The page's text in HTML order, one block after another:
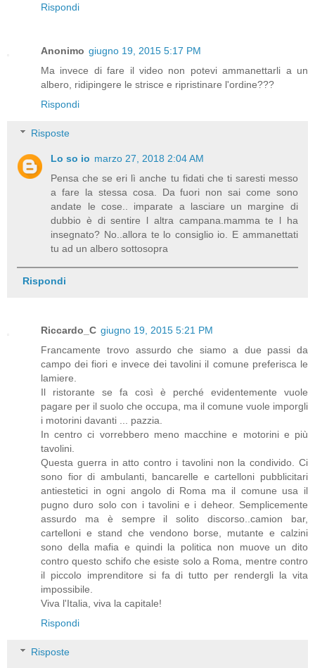
Rispondi
Anonimo giugno 19, 2015 5:17 PM
Ma invece di fare il video non potevi ammanettarli a un
albero, ridipingere le strisce e ripristinare l'ordine???
Rispondi
Risposte
Lo so io marzo 27, 2018 2:04 AM
Pensa che se eri lì anche tu fidati che ti saresti messo
a fare la stessa cosa. Da fuori non sai come sono
andate le cose.. imparate a lasciare un margine di
dubbio è di sentire l altra campana.mamma te l ha
insegnato? No..allora te lo consiglio io. E ammanettati
tu ad un albero sottosopra
Rispondi
Riccardo_C giugno 19, 2015 5:21 PM
Francamente trovo assurdo che siamo a due passi da
campo dei fiori e invece dei tavolini il comune preferisca le
lamiere.
Il ristorante se fa così è perché evidentemente vuole
pagare per il suolo che occupa, ma il comune vuole imporgli
i motorini davanti ... pazzia.
In centro ci vorrebbero meno macchine e motorini e più
tavolini.
Questa guerra in atto contro i tavolini non la condivido. Ci
sono fior di ambulanti, bancarelle e cartelloni pubblicitari
antiestetici in ogni angolo di Roma ma il comune usa il
pugno duro solo con i tavolini e i deheor. Semplicemente
assurdo ma è sempre il solito discorso..camion bar,
cartelloni e stand che vendono borse, mutante e calzini
sono della mafia e quindi la politica non muove un dito
contro questo schifo che esiste solo a Roma, mentre contro
il piccolo imprenditore si fa di tutto per rendergli la vita
impossibile.
Viva l'Italia, viva la capitale!
Rispondi
Risposte